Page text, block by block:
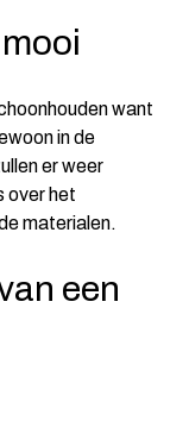
want
in de
er weer
over het
materialen.
een